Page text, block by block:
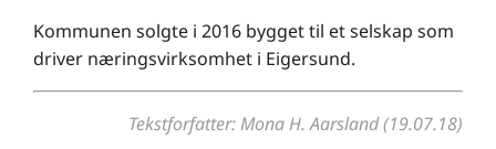
Kommunen solgte i 2016 bygget til et selskap som
driver næringsvirksomhet i Eigersund.
Tekstforfatter: Mona H. Aarsland (19.07.18)